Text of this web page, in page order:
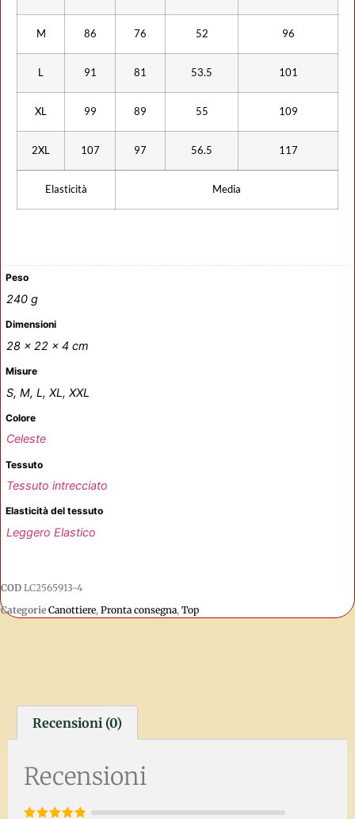
M 86 76 52 96
L 91 81 53.5 101
XL 99 89 55 109
2XL 107 97 56.5 117
Elasticità Media
Peso
240 g
Dimensioni
28 × 22 × 4 cm
Misure
S, M, L, XL, XXL
Colore
Celeste
Tessuto
Tessuto intrecciato
Elasticità del tessuto
Leggero Elastico
COD LC2565913-4
Categorie Canottiere, Pronta consegna, Top
Recensioni (0)
Recensioni